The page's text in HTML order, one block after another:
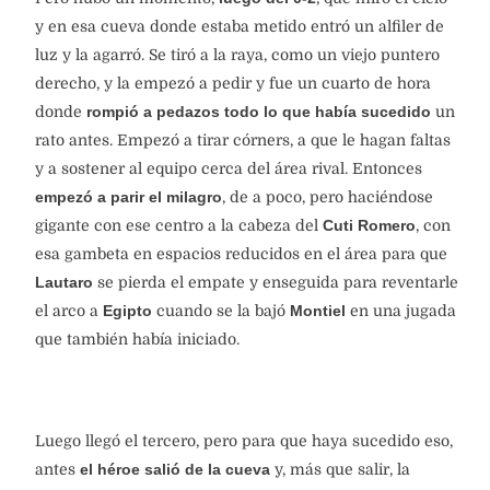
y en esa cueva donde estaba metido entró un alfiler de
luz y la agarró. Se tiró a la raya, como un viejo puntero
derecho, y la empezó a pedir y fue un cuarto de hora
donde rompió a pedazos todo lo que había sucedido un
rato antes. Empezó a tirar córners, a que le hagan faltas
y a sostener al equipo cerca del área rival. Entonces
empezó a parir el milagro, de a poco, pero haciéndose
gigante con ese centro a la cabeza del Cuti Romero, con
esa gambeta en espacios reducidos en el área para que
Lautaro se pierda el empate y enseguida para reventarle
el arco a Egipto cuando se la bajó Montiel en una jugada
que también había iniciado.
Luego llegó el tercero, pero para que haya sucedido eso,
antes el héroe salió de la cueva y, más que salir, la